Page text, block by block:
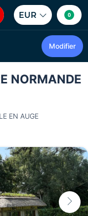
EUR 0
Modifier
NORMANDE
EN AUGE